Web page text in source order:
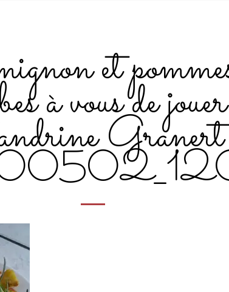
et
à vous de jouer
Granert